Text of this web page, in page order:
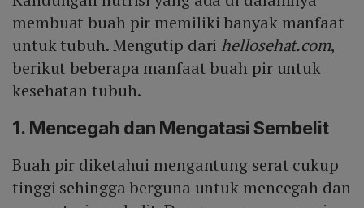
membuat buah pir memiliki banyak manfaat
untuk tubuh. Mengutip darihellosehat.com,
berikut beberapa manfaat buah pir untuk
kesehatan tubuh.
1. Mencegah dan Mengatasi Sembelit
Buah pir diketahui mengantung serat cukup
tinggi sehingga berguna untuk mencegah dan